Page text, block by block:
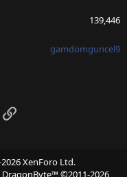
139,446
gamdomguncel9
Link
XenForo Ltd.